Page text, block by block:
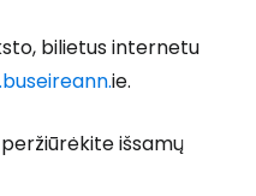
bilietus internetu
ie.
išsamų